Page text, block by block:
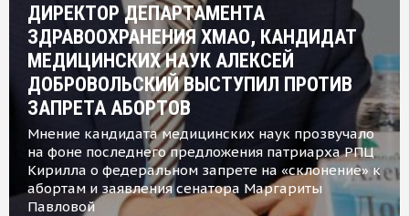
ДИРЕКТОР ДЕПАРТАМЕНТА
ЗДРАВООХРАНЕНИЯ ХМАО, КАНДИДАТ
МЕДИЦИНСКИХ НАУК АЛЕКСЕЙ
ДОБРОВОЛЬСКИЙ ВЫСТУПИЛ ПРОТИВ
ЗАПРЕТА АБОРТОВ
Мнение кандидата медицинских наук прозвучало
на фоне последнего предложения патриарха РПЦ
Кирилла о федеральном запрете на «склонение» к
абортам и заявления сенатора Маргариты
Павловой